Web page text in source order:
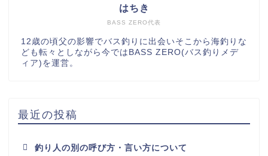
BASS ZERO代表
はちき
12歳の頃父の影響でバス釣りに出会いそこから海釣りな
ども転々としながら今ではBASS ZERO(バス釣りメデ
ィア)を運営。
最近の投稿
釣り人の別の呼び方・言い方について